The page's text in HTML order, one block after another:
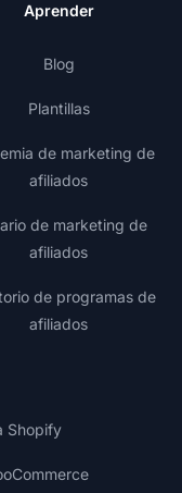
Aprender
Blog
Plantillas
de marketing de
afiliados
de marketing de
afiliados
de programas de
afiliados
Shopify